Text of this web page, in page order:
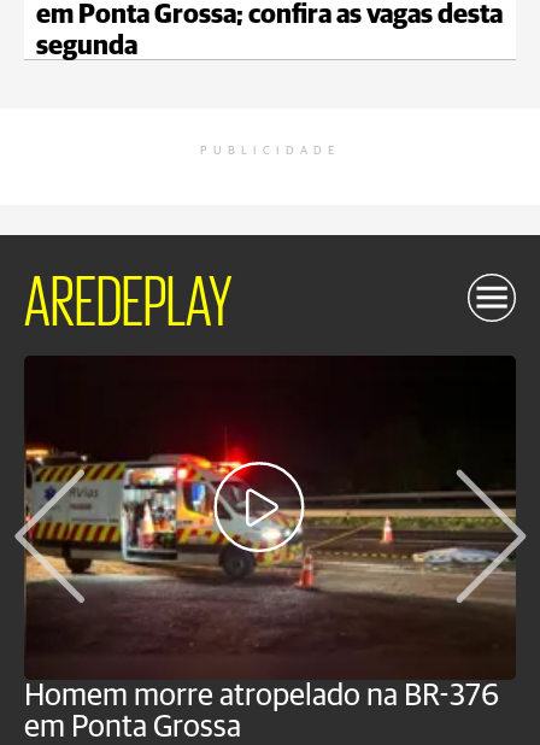
em Ponta Grossa; confira as vagas desta
segunda
PUBLICIDADE
AREDEPLAY
Homem morre atropelado na BR-376
em Ponta Grossa